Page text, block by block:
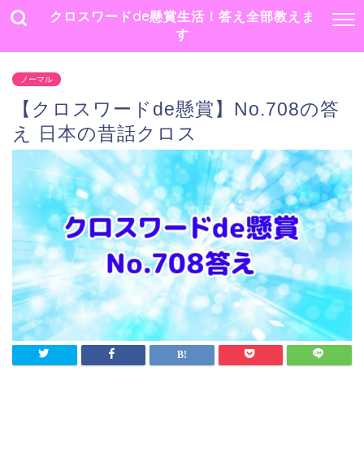
クロスワードde懸賞生活！答え全部教えま
す
ノーマル
【クロスワードde懸賞】No.708の答
え 日本の昔話クロス